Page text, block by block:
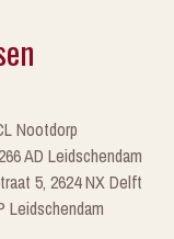
Nootdorp
AD Leidschendam
5, 2624 NX Delft
Leidschendam